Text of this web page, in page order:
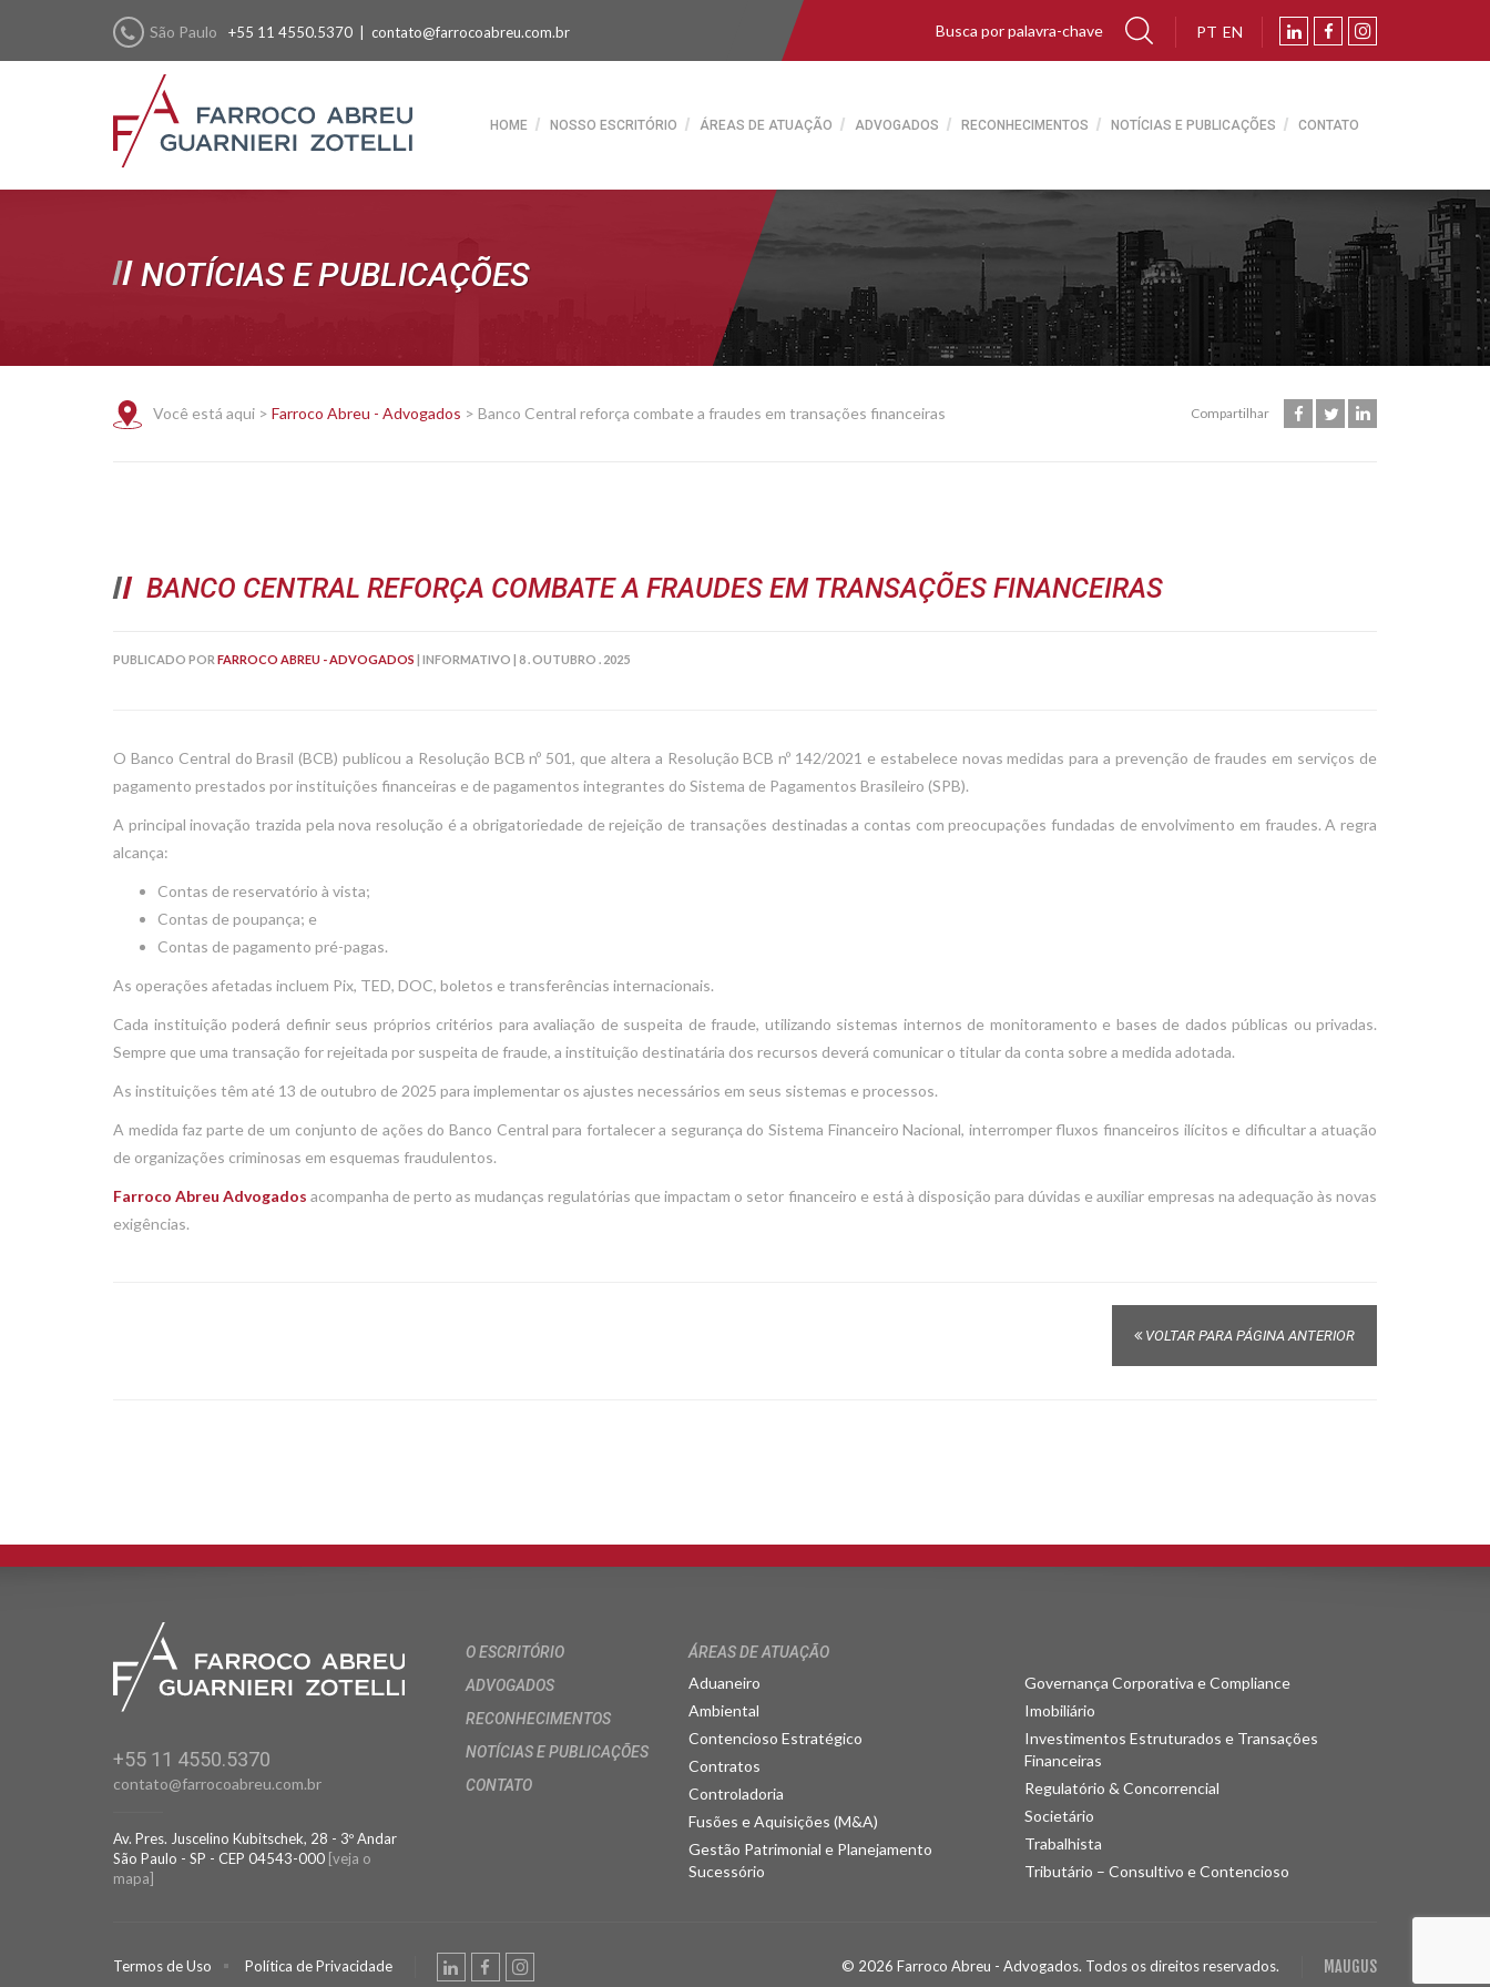
São Paulo +55 11 4550.5370 | contato@farrocoabreu.com.br PT EN
HOME NOSSO ESCRITÓRIO ÁREAS DE ATUAÇÃO ADVOGADOS RECONHECIMENTOS NOTÍCIAS E PUBLICAÇÕES CONTATO
NOTÍCIAS E PUBLICAÇÕES
Você está aqui > Farroco Abreu - Advogados > Banco Central reforça combate a fraudes em transações financeiras Compartilhar
BANCO CENTRAL REFORÇA COMBATE A FRAUDES EM TRANSAÇÕES FINANCEIRAS
PUBLICADO POR FARROCO ABREU - ADVOGADOS | INFORMATIVO | 8 . OUTUBRO . 2025
O Banco Central do Brasil (BCB) publicou a Resolução BCB nº 501, que altera a Resolução BCB nº 142/2021 e estabelece novas medidas para a prevenção de fraudes em serviços de
pagamento prestados por instituições financeiras e de pagamentos integrantes do Sistema de Pagamentos Brasileiro (SPB).
A principal inovação trazida pela nova resolução é a obrigatoriedade de rejeição de transações destinadas a contas com preocupações fundadas de envolvimento em fraudes. A regra
alcança:
Contas de reservatório à vista;
Contas de poupança; e
Contas de pagamento pré-pagas.
As operações afetadas incluem Pix, TED, DOC, boletos e transferências internacionais.
Cada instituição poderá definir seus próprios critérios para avaliação de suspeita de fraude, utilizando sistemas internos de monitoramento e bases de dados públicas ou privadas.
Sempre que uma transação for rejeitada por suspeita de fraude, a instituição destinatária dos recursos deverá comunicar o titular da conta sobre a medida adotada.
As instituições têm até 13 de outubro de 2025 para implementar os ajustes necessários em seus sistemas e processos.
A medida faz parte de um conjunto de ações do Banco Central para fortalecer a segurança do Sistema Financeiro Nacional, interromper fluxos financeiros ilícitos e dificultar a atuação
de organizações criminosas em esquemas fraudulentos.
Farroco Abreu Advogados acompanha de perto as mudanças regulatórias que impactam o setor financeiro e está à disposição para dúvidas e auxiliar empresas na adequação às novas
exigências.
VOLTAR PARA PÁGINA ANTERIOR
+55 11 4550.5370
contato@farrocoabreu.com.br
Av. Pres. Juscelino Kubitschek, 28 - 3º Andar
São Paulo - SP - CEP 04543-000 [veja o
mapa]
O ESCRITÓRIO
ADVOGADOS
RECONHECIMENTOS
NOTÍCIAS E PUBLICAÇÕES
CONTATO
ÁREAS DE ATUAÇÃO
Aduaneiro
Ambiental
Contencioso Estratégico
Contratos
Controladoria
Fusões e Aquisições (M&A)
Gestão Patrimonial e Planejamento
Sucessório
Governança Corporativa e Compliance
Imobiliário
Investimentos Estruturados e Transações
Financeiras
Regulatório & Concorrencial
Societário
Trabalhista
Tributário – Consultivo e Contencioso
Termos de Uso Política de Privacidade MAUGUS
© 2026 Farroco Abreu - Advogados. Todos os direitos reservados.